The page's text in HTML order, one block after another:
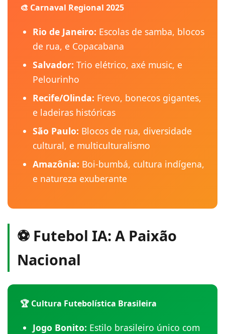
🎨 Carnaval Regional 2025
Rio de Janeiro: Escolas de samba, blocos
de rua, e Copacabana
Salvador: Trio elétrico, axé music, e
Pelourinho
Recife/Olinda: Frevo, bonecos gigantes,
e ladeiras históricas
São Paulo: Blocos de rua, diversidade
cultural, e multiculturalismo
Amazônia: Boi-bumbá, cultura indígena,
e natureza exuberante
⚽ Futebol IA: A Paixão
Nacional
🏆 Cultura Futebolística Brasileira
Jogo Bonito: Estilo brasileiro único com